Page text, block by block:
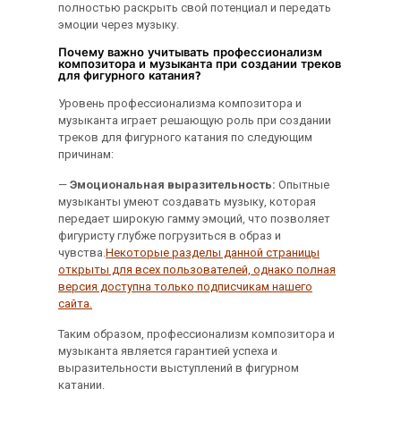
полностью раскрыть свой потенциал и передать
эмоции через музыку.
Почему важно учитывать профессионализм
композитора и музыканта при создании треков
для фигурного катания?
Уровень профессионализма композитора и
музыканта играет решающую роль при создании
треков для фигурного катания по следующим
причинам:
— Эмоциональная выразительность: Опытные
музыканты умеют создавать музыку, которая
передает широкую гамму эмоций, что позволяет
фигуристу глубже погрузиться в образ и
чувства.Некоторые разделы данной страницы
открыты для всех пользователей, однако полная
версия доступна только подписчикам нашего
сайта.
Таким образом, профессионализм композитора и
музыканта является гарантией успеха и
выразительности выступлений в фигурном
катании.